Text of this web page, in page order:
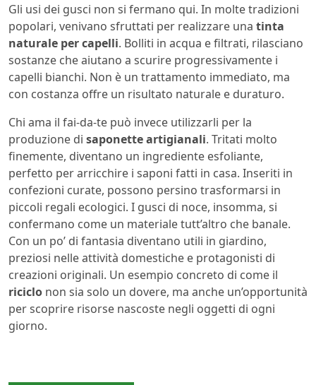
Gli usi dei gusci non si fermano qui. In molte tradizioni
popolari, venivano sfruttati per realizzare una tinta
naturale per capelli. Bolliti in acqua e filtrati, rilasciano
sostanze che aiutano a scurire progressivamente i
capelli bianchi. Non è un trattamento immediato, ma
con costanza offre un risultato naturale e duraturo.
Chi ama il fai-da-te può invece utilizzarli per la
produzione di saponette artigianali. Tritati molto
finemente, diventano un ingrediente esfoliante,
perfetto per arricchire i saponi fatti in casa. Inseriti in
confezioni curate, possono persino trasformarsi in
piccoli regali ecologici. I gusci di noce, insomma, si
confermano come un materiale tutt’altro che banale.
Con un po’ di fantasia diventano utili in giardino,
preziosi nelle attività domestiche e protagonisti di
creazioni originali. Un esempio concreto di come il
riciclo non sia solo un dovere, ma anche un’opportunità
per scoprire risorse nascoste negli oggetti di ogni
giorno.